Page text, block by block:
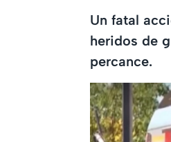
Un fatal
heridos de
percance.